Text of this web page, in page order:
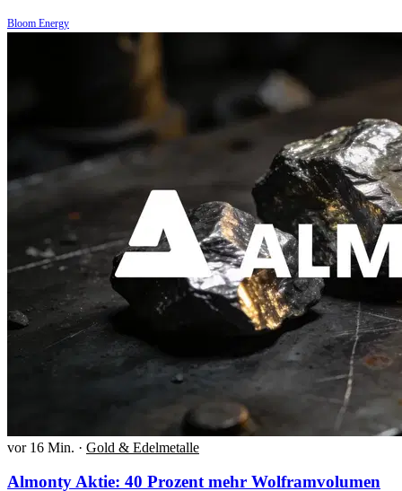
Bloom Energy
vor 16 Min. · Gold & Edelmetalle
Almonty Aktie: 40 Prozent mehr Wolframvolumen